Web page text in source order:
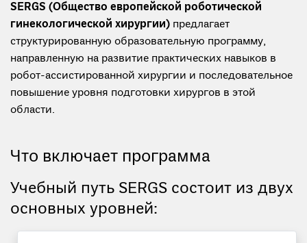
SERGS (Общество европейской роботической
гинекологической хирургии) предлагает
структурированную образовательную программу,
направленную на развитие практических навыков в
робот-ассистированной хирургии и последовательное
повышение уровня подготовки хирургов в этой
области.
Что включает программа
Учебный путь SERGS состоит из двух
основных уровней: